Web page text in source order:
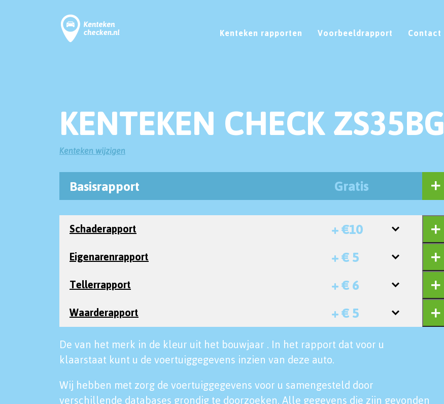
Kenteken rapporten Voorbeeldrapport Contact
KENTEKEN CHECK ZS35BG
Kenteken wijzigen
Basisrapport Gratis
Schaderapport + €10
Eigenarenrapport + € 5
Tellerrapport + € 6
Waarderapport + € 5
De van het merk in de kleur uit het bouwjaar . In het rapport dat voor u
klaarstaat kunt u de voertuiggegevens inzien van deze auto.
Wij hebben met zorg de voertuiggegevens voor u samengesteld door
verschillende databases grondig te doorzoeken. Alle gegevens die zijn gevonden